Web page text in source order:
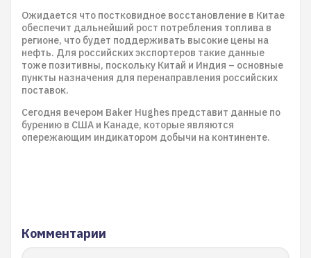
Ожидается что постковидное восстановление в Китае
обеспечит дальнейший рост потребления топлива в
регионе, что будет поддерживать высокие цены на
нефть. Для российских экспортеров такие данные
тоже позитивны, поскольку Китай и Индия – основные
пункты назначения для перенаправления российских
поставок.
Сегодня вечером Baker Hughes представит данные по
бурению в США и Канаде, которые являются
опережающим индикатором добычи на континенте.
Комментарии